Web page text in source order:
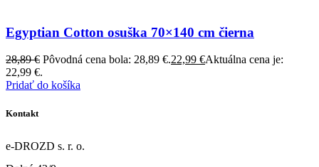
Egyptian Cotton osuška 70×140 cm čierna
28,89€ Pôvodná cena bola: 28,89 €.22,99 €Aktuálna cena je:
22,99 €.
Pridať do košíka
Kontakt
e-DROZD s. r. o.